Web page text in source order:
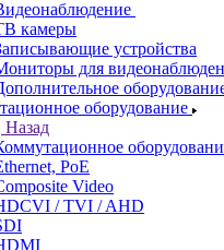
камеры
устройства
для
оборудование
Назад
PoE
Video
/ TVI / AHD